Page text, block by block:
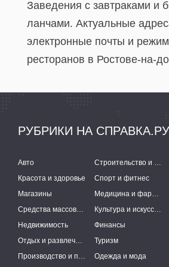
Заведения с завтраками и
ланчами. Актуальные
электронные почты и
ресторанов в Ростове-на-
РУБРИКИ НА СПРАВКА.РУ
Авто Строительство и ремонт
Красота и здоровье
Спорт и фитнес
Магазины
Медицина и фармацевтика
Средства массовой информации
Культура и искусство
Недвижимость
Финансы
Отдых и развлечения
Туризм
Производство и поставки
Одежда и мода